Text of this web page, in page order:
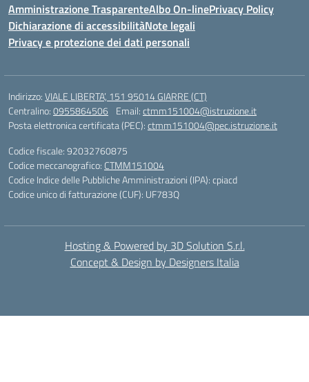
Amministrazione TrasparenteAlbo On-linePrivacy Policy
Dichiarazione di accessibilitàNote legali
Privacy e protezione dei dati personali
Indirizzo:VIALE LIBERTA’, 151 95014 GIARRE (CT)
Centralino:0955864506 Email:ctmm151004@istruzione.it
Posta elettronica certificata (PEC):ctmm151004@pec.istruzione.it
Codice fiscale: 92032760875
Codice meccanografico: CTMM151004
Codice Indice delle Pubbliche Amministrazioni (IPA): cpiacd
Codice unico di fatturazione (CUF): UF783Q
Hosting & Powered by 3D Solution S.r.l.
Concept & Design by Designers Italia